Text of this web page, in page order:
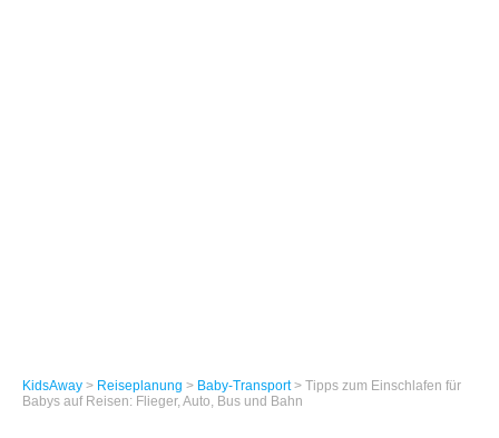
KidsAway > Reiseplanung > Baby-Transport> Tipps zum Einschlafen für
Babys auf Reisen: Flieger, Auto, Bus und Bahn